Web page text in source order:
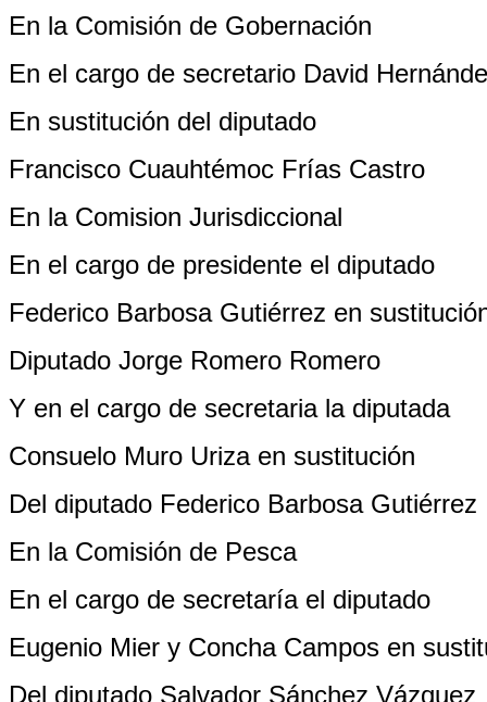
En la Comisión de Gobernación
En el cargo de secretario David
En sustitución del diputado
Francisco Cuauhtémoc Frías Castro
En la Comision Jurisdiccional
En el cargo de presidente el diputado
Federico Barbosa Gutiérrez en
Diputado Jorge Romero Romero
Y en el cargo de secretaria la diputada
Consuelo Muro Uriza en sustitución
Del diputado Federico Barbosa Gutiérrez
En la Comisión de Pesca
En el cargo de secretaría el diputado
Eugenio Mier y Concha Campos en
Del diputado Salvador Sánchez Vázquez